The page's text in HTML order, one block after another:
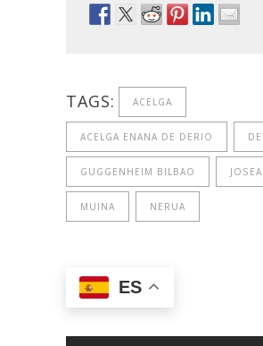
TAGS: ACELGA
ACELGA ENANA DE DERIO
GUGGENHEIM BILBAO
MUINA NERUA
ES